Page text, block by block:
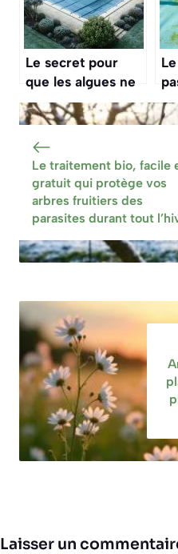
des feuilles
Le secret pour
que les algues ne
prolifèrent pas
sous la bâche de
votre piscine
durant toute la
période
d’hivernage
Le traitement bio, facile
gratuit qui protège vos
arbres fruitiers des
parasites durant tout
Laisser un